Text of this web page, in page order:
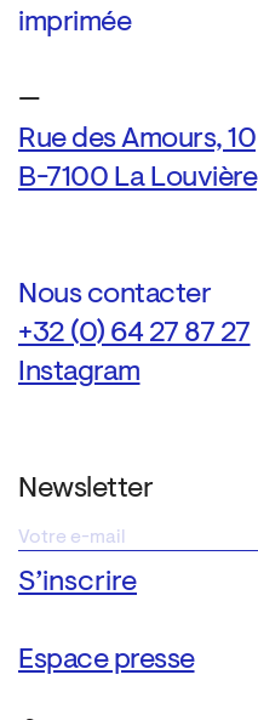
imprimée
—
Rue des Amours, 10
B-7100 La Louvière
Nous contacter
+32 (0) 64 27 87 27
Instagram
Newsletter
Espace presse